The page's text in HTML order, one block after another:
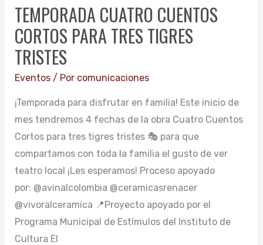
TEMPORADA CUATRO CUENTOS
CORTOS PARA TRES TIGRES
TRISTES
Eventos/ Por comunicaciones
¡Temporada para disfrutar en familia! Este inicio de
mes tendremos 4 fechas de la obra Cuatro Cuentos
Cortos para tres tigres tristes 🎭 para que
compartamos con toda la familia el gusto de ver
teatro local ¡Les esperamos! Proceso apoyado
por: @avinalcolombia @ceramicasrenacer
@vivoralceramica 📍Proyecto apoyado por el
Programa Municipal de Estímulos del Instituto de
Cultura El
CUENTOS
CORTOS
PARA
TRES
TIGRES
TRISTES